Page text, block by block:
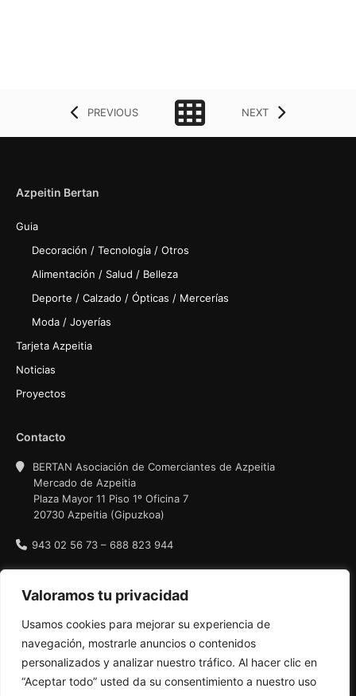
Valoramos tu privacidad
Usamos cookies para mejorar su experiencia de
navegación, mostrarle anuncios o contenidos
personalizados y analizar nuestro tráfico. Al hacer clic en
“Aceptar todo” usted da su consentimiento a nuestro uso
PREVIOUS NEXT
Azpeitin Bertan
Guia
Decoración / Tecnología / Otros
Alimentación / Salud / Belleza
Deporte / Calzado / Ópticas / Mercerías
Moda / Joyerías
Tarjeta Azpeitia
Noticias
Proyectos
Contacto
BERTAN Asociación de Comerciantes de Azpeitia
Mercado de Azpeitia
Plaza Mayor 11 Piso 1º Oficina 7
20730 Azpeitia (Gipuzkoa)
943 02 56 73 – 688 823 944
Política de privacidad
Política de cookies